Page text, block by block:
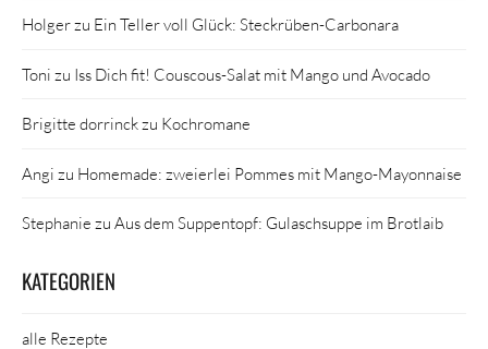
Holgerzu Ein Teller voll Glück: Steckrüben-Carbonara
Toni zu Iss Dich fit! Couscous-Salat mit Mango und Avocado
Brigitte dorrinckzu Kochromane
Angi zu Homemade: zweierlei Pommes mit Mango-Mayonnaise
Stephanie zu Aus dem Suppentopf: Gulaschsuppe im Brotlaib
KATEGORIEN
alle Rezepte